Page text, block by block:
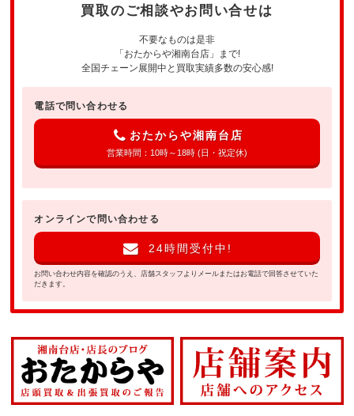
買取のご相談やお問い合せは
不要なものは是非
「おたからや湘南台店」まで!
全国チェーン展開中と買取実績多数の安心感!
電話で問い合わせる
おたからや湘南台店
営業時間：10時～18時 (日・祝定休)
オンラインで問い合わせる
24時間受付中!
お問い合わせ内容を確認のうえ、店舗スタッフよりメールまたはお電話で回答させていた
だきます。